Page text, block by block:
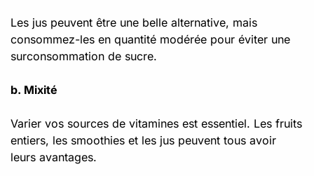
Les jus peuvent être une belle alternative, mais
consommez-les en quantité modérée pour éviter une
surconsommation de sucre.
b. Mixité
Varier vos sources de vitamines est essentiel. Les fruits
entiers, les smoothies et les jus peuvent tous avoir
leurs avantages.